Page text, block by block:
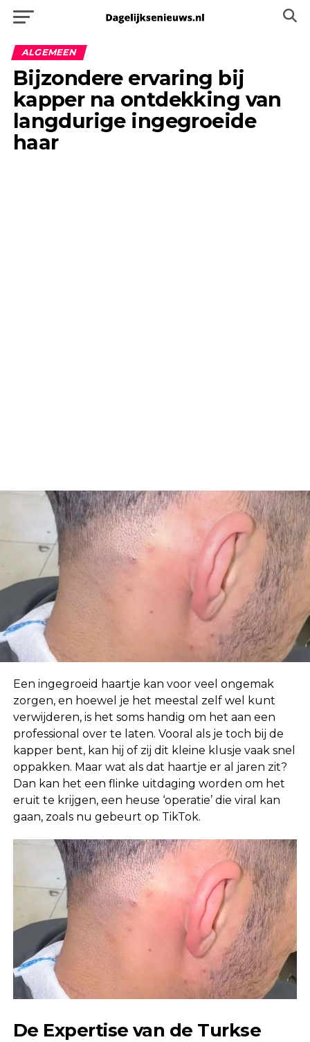
ALGEMEEN
Bijzondere ervaring bij
kapper na ontdekking van
langdurige ingegroeide
haar
Een ingegroeid haartje kan voor veel ongemak
zorgen, en hoewel je het meestal zelf wel kunt
verwijderen, is het soms handig om het aan een
professional over te laten. Vooral als je toch bij de
kapper bent, kan hij of zij dit kleine klusje vaak snel
oppakken. Maar wat als dat haartje er al jaren zit?
Dan kan het een flinke uitdaging worden om het
eruit te krijgen, een heuse ‘operatie’ die viral kan
gaan, zoals nu gebeurt op TikTok.
De Expertise van de Turkse